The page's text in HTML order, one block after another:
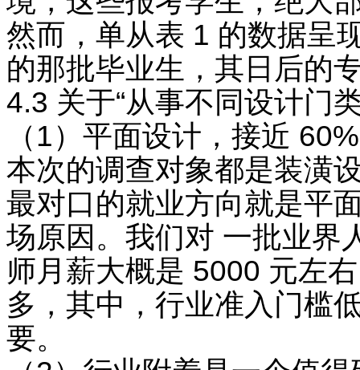
然而，单从表 1 的数据呈
的那批毕业生，其日后的
4.3 关于“从事不同设计门
（1）平面设计，接近
本次的调查对象都是装潢
最对口的就业方向就是平
场原因。我们对 一批业界
师月薪大概是 5000 元左
多，其中，行业准入门槛
要。